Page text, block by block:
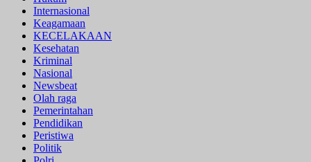
Internasional
Keagamaan
KECELAKAAN
Kesehatan
Kriminal
Nasional
Newsbeat
Olah raga
Pemerintahan
Pendidikan
Peristiwa
Politik